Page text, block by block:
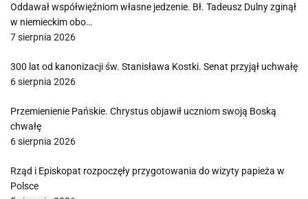
Oddawał współwięźniom własne jedzenie. Bł. Tadeusz Dulny zginął
w niemieckim obo…
7 sierpnia 2026
300 lat od kanonizacji św. Stanisława Kostki. Senat przyjął uchwałę
6 sierpnia 2026
Przemienienie Pańskie. Chrystus objawił uczniom swoją Boską
chwałę
6 sierpnia 2026
Rząd i Episkopat rozpoczęły przygotowania do wizyty papieża w
Polsce